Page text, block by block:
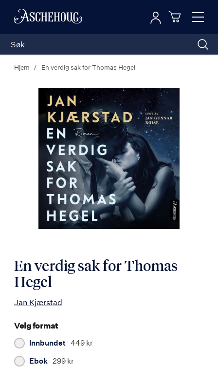
Toggle
Logg inn
Hjem En verdig sak for Thomas Hegel
En verdig sak for Thomas
Hegel
Jan Kjærstad
Velg format
Innbundet 449 kr
Ebok 299 kr